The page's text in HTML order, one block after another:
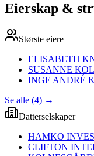
Eierskap &
Største eiere
ELISABETH
SUSANNE
INGE ANDRÉ
Se alle (4) →
Datterselskaper
HAMKO
CLIFTON